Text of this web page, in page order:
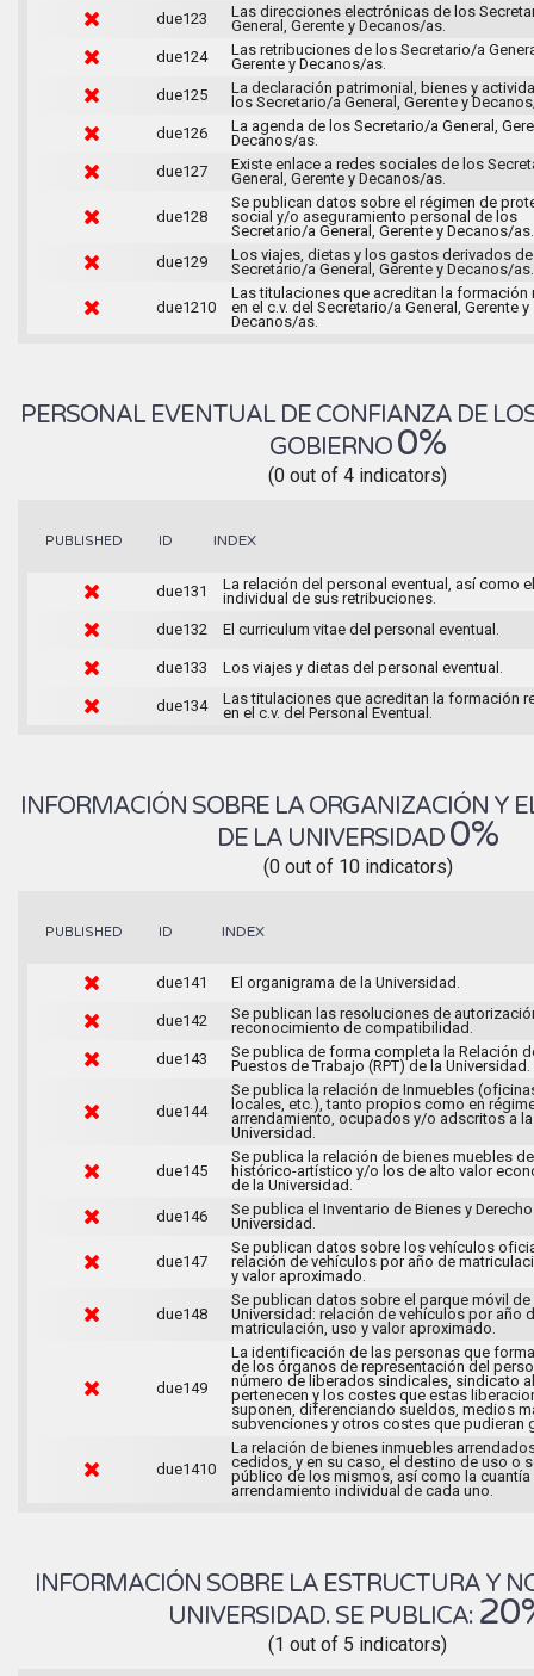
due123
Las direcciones electrónicas de los
General, Gerente y Decanos/as.
due124
Las retribuciones de los Secretario/a
Gerente y Decanos/as.
due125
La declaración patrimonial, bienes y
los Secretario/a General, Gerente y
due126
La agenda de los Secretario/a General,
Decanos/as.
due127
Existe enlace a redes sociales de los
General, Gerente y Decanos/as.
due128
Se publican datos sobre el régimen de
social y/o aseguramiento personal de los
Secretario/a General, Gerente y Decanos/as.
due129
Los viajes, dietas y los gastos derivados
Secretario/a General, Gerente y Decanos/as.
due1210
Las titulaciones que acreditan la formación
en el c.v. del Secretario/a General, Gerente y
Decanos/as.
PERSONAL EVENTUAL DE CONFIANZA DE
GOBIERNO 0%
(0 out of 4 indicators)
PUBLISHED ID INDEX
due131
La relación del personal eventual, así como
individual de sus retribuciones.
due132
El curriculum vitae del personal eventual.
due133 Los viajes y dietas del personal eventual.
due134
Las titulaciones que acreditan la formación
en el c.v. del Personal Eventual.
INFORMACIÓN SOBRE LA ORGANIZACIÓN Y
DE LA UNIVERSIDAD 0%
(0 out of 10 indicators)
PUBLISHED ID INDEX
due141 El organigrama de la Universidad.
due142
Se publican las resoluciones de
reconocimiento de compatibilidad.
due143
Se publica de forma completa la Relación
Puestos de Trabajo (RPT) de la Universidad.
due144
Se publica la relación de Inmuebles
locales, etc.), tanto propios como en
arrendamiento, ocupados y/o adscritos a la
Universidad.
due145
Se publica la relación de bienes muebles
histórico-artístico y/o los de alto valor
de la Universidad.
due146
Se publica el Inventario de Bienes y
Universidad.
due147
Se publican datos sobre los vehículos
relación de vehículos por año de
y valor aproximado.
due148
Se publican datos sobre el parque móvil de
Universidad: relación de vehículos por año
matriculación, uso y valor aproximado.
due149
La identificación de las personas que
de los órganos de representación del
número de liberados sindicales, sindicato
pertenecen y los costes que estas
suponen, diferenciando sueldos, medios
subvenciones y otros costes que pudieran
due1410
La relación de bienes inmuebles
cedidos, y en su caso, el destino de uso o
público de los mismos, así como la cuantía
arrendamiento individual de cada uno.
INFORMACIÓN SOBRE LA ESTRUCTURA Y
UNIVERSIDAD. SE PUBLICA:
(1 out of 5 indicators)